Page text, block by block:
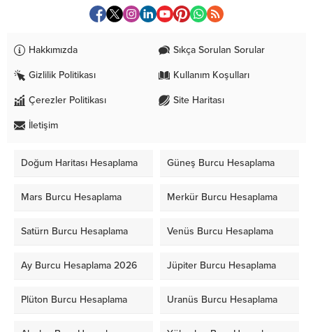
Hakkımızda Sıkça Sorulan Sorular
Gizlilik Politikası Kullanım Koşulları
Çerezler Politikası Site Haritası
İletişim
Doğum Haritası Hesaplama Güneş Burcu Hesaplama
Mars Burcu Hesaplama Merkür Burcu Hesaplama
Satürn Burcu Hesaplama Venüs Burcu Hesaplama
Ay Burcu Hesaplama 2026 Jüpiter Burcu Hesaplama
Plüton Burcu Hesaplama Uranüs Burcu Hesaplama